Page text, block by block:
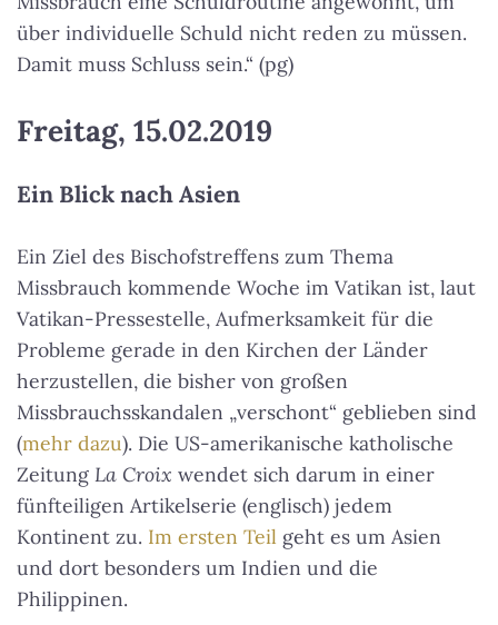
über individuelle Schuld nicht reden zu müssen.
Damit muss Schluss sein.“ (pg)
Freitag, 15.02.2019
Ein Blick nach Asien
Ein Ziel des Bischofstreffens zum Thema
Missbrauch kommende Woche im Vatikan ist, laut
Vatikan-Pressestelle, Aufmerksamkeit für die
Probleme gerade in den Kirchen der Länder
herzustellen, die bisher von großen
Missbrauchsskandalen „verschont“ geblieben sind
(mehr dazu). Die US-amerikanische katholische
Zeitung La Croix wendet sich darum in einer
fünfteiligen Artikelserie (englisch) jedem
Kontinent zu. Im ersten Teil geht es um Asien
und dort besonders um Indien und die
Philippinen.